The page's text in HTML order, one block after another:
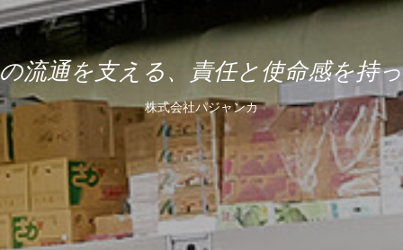
流通を支える、責任と使命感を持
株式会社パジャンカ